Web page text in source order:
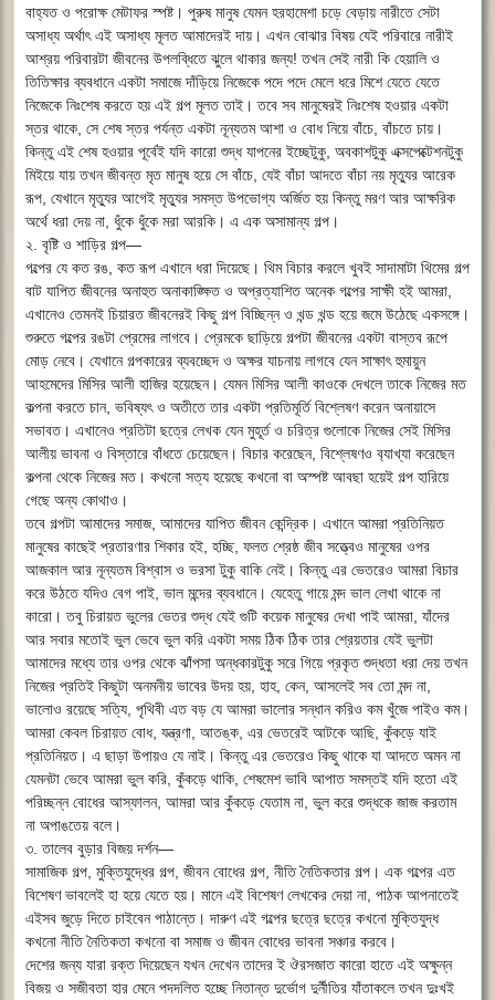
বাহ্যত ও পরোক্ষ মেটাফর স্পষ্ট। পুরুষ মানুষ যেমন হরহামেশা চড়ে বেড়ায় নারীতে সেটা
অসাধ্য অর্থাৎ এই অসাধ্য মূলত আমাদেরই দায়। এখন বোঝার বিষয় যেই পরিবারে নারীই
আশ্রয় পরিবারটা জীবনের উপলব্ধিতে ঝুলে থাকার জন্য! তখন সেই নারী কি হেয়ালি ও
তিতিক্ষার ব্যবধানে একটা সমাজে দাঁড়িয়ে নিজেকে পদে পদে মেলে ধরে মিশে যেতে যেতে
নিজেকে নিঃশেষ করতে হয় এই গল্প মূলত তাই। তবে সব মানুষেরই নিঃশেষ হওয়ার একটা
স্তর থাকে, সে শেষ স্তর পর্যন্ত একটা নূন্যতম আশা ও বোধ নিয়ে বাঁচে, বাঁচতে চায়।
কিন্তু এই শেষ হওয়ার পূর্বেই যদি কারো শুদ্ধ যাপনের ইচ্ছেটুকু, অবকাশটুকু এক্সপেক্টেশনটুকু
মিইয়ে যায় তখন জীবন্ত মৃত মানুষ হয়ে সে বাঁচে, যেই বাঁচা আদতে বাঁচা নয় মৃত্যুর আরেক
রূপ, যেখানে মৃত্যুর আগেই মৃত্যুর সমস্ত উপভোগ্য অর্জিত হয় কিন্তু মরণ আর আক্ষরিক
অর্থে ধরা দেয় না, ধুঁকে ধুঁকে মরা আরকি। এ এক অসামান্য গল্প।
২. বৃষ্টি ও শাড়ির গল্প―
গল্পের যে কত রঙ, কত রূপ এখানে ধরা দিয়েছে। থিম বিচার করলে খুবই সাদামাটা থিমের গল্প
বাট যাপিত জীবনের অনাহুত অনাকাঙ্ক্ষিত ও অপ্রত্যাশিত অনেক গল্পের সাক্ষী হই আমরা,
এখানেও তেমনই চিয়ারত জীবনেরই কিছু গল্প বিচ্ছিন্ন ও খন্ড খন্ড হয়ে জমে উঠেছে একসঙ্গে।
শুরুতে গল্পের রঙটা প্রেমের লাগবে। প্রেমকে ছাড়িয়ে গল্পটা জীবনের একটা বাস্তব রূপে
মোড় নেবে। যেখানে গল্পকারের ব্যবচ্ছেদ ও অক্ষর যাচনায় লাগবে যেন সাক্ষাৎ হুমায়ুন
আহমেদের মিসির আলী হাজির হয়েছেন। যেমন মিসির আলী কাওকে দেখলে তাকে নিজের মত
কল্পনা করতে চান, ভবিষ্যৎ ও অতীতে তার একটা প্রতিমূর্তি বিশ্লেষণ করেন অনায়াসে
সভাবত। এখানেও প্রতিটা ছত্রে লেখক যেন মুহূর্ত ও চরিত্র গুলোকে নিজের সেই মিসির
আলীয় ভাবনা ও বিস্তারে বাঁধতে চেয়েছেন। বিচার করেছেন, বিশ্লেষণও ব‍্যাখ্যা করেছেন
কল্পনা থেকে নিজের মত। কখনো সত্য হয়েছে কখনো বা অস্পষ্ট আবছা হয়েই গল্প হারিয়ে
গেছে অন্য কোথাও।
তবে গল্পটা আমাদের সমাজ, আমাদের যাপিত জীবন কেন্দ্রিক। এখানে আমরা প্রতিনিয়ত
মানুষের কাছেই প্রতারণার শিকার হই, হচ্ছি, ফলত শ্রেষ্ঠ জীব সত্ত্বেও মানুষের ওপর
আজকাল আর নূন্যতম বিশ্বাস ও ভরসা টুকু বাকি নেই। কিন্তু এর ভেতরেও আমরা বিচার
করে উঠতে যদিও বেগ পাই, ভাল মন্দের ব্যবধানে। যেহেতু গায়ে মন্দ ভাল লেখা থাকে না
কারো। তবু চিরায়ত ভুলের ভেতর শুদ্ধ যেই গুটি কয়েক মানুষের দেখা পাই আমরা, যাঁদের
আর সবার মতোই ভুল ভেবে ভুল করি একটা সময় ঠিক ঠিক তার শ্রেয়তার যেই ভুলটা
আমাদের মধ্যে তার ওপর থেকে ঝাঁপসা অন্ধকারটুকু সরে গিয়ে প্রকৃত শুদ্ধতা ধরা দেয় তখন
নিজের প্রতিই কিছুটা অনমনীয় ভাবের উদয় হয়, হাহ, কেন, আসলেই সব তো মন্দ না,
ভালোও রয়েছে সত্যি, পৃথিবী এত বড় যে আমরা ভালোর সন্ধান করিও কম খুঁজে পাইও কম।
আমরা কেবল চিরায়ত বোধ, যন্ত্রণা, আতঙ্ক, এর ভেতরেই আটকে আছি, কুঁকড়ে যাই
প্রতিনিয়ত। এ ছাড়া উপায়ও যে নাই। কিন্তু এর ভেতরেও কিছু থাকে যা আদতে অমন না
যেমনটা ভেবে আমরা ভুল করি, কুঁকড়ে থাকি, শেষমেশ ভাবি আপাত সমস্তই যদি হতো এই
পরিচ্ছন্ন বোধের আস্ফালন, আমরা আর কুঁকড়ে যেতাম না, ভুল করে শুদ্ধকে জাজ করতাম
না অপাঙতেয় বলে।
৩. তালেব বুড়ার বিজয় দর্শন―
সামাজিক গল্প, মুক্তিযুদ্ধের গল্প, জীবন বোধের গল্প, নীতি নৈতিকতার গল্প। এক গল্পের এত
বিশেষণ ভাবলেই হা হয়ে যেতে হয়। মানে এই বিশেষণ লেখকের দেয়া না, পাঠক আপনাতেই
এইসব জুড়ে দিতে চাইবেন পাঠান্তে। দারুণ এই গল্পের ছত্রে ছত্রে কখনো মুক্তিযুদ্ধ
কখনো নীতি নৈতিকতা কখনো বা সমাজ ও জীবন বোধের ভাবনা সঞ্চার করবে।
দেশের জন্য যারা রক্ত দিয়েছেন যখন দেখেন তাদের ই ঔরসজাত কারো হাতে এই অক্ষুন্ন
বিজয় ও সজীবতা হার মেনে পদদলিত হচ্ছে নিতান্ত দুর্ভোগ দুর্নীতির যাঁতাকলে তখন দুঃখই